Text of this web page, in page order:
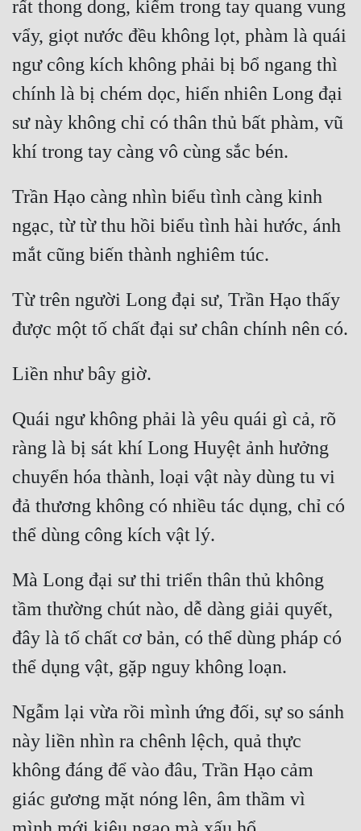
Đẹp
Đẹp Hiệp
Tính Cách Nhân Vật :
Vô Sỉ
Điềm Đạm
rất thong dong, kiếm trong tay quang vung
vẩy, giọt nước đều không lọt, phàm là quái
ngư công kích không phải bị bổ ngang thì
chính là bị chém dọc, hiển nhiên Long đại
sư này không chỉ có thân thủ bất phàm, vũ
Trần Hạo càng nhìn biểu tình càng kinh
ngạc, từ từ thu hồi biểu tình hài hước, ánh
Từ trên người Long đại sư, Trần Hạo thấy
Quái ngư không phải là yêu quái gì cả, rõ
ràng là bị sát khí Long Huyệt ảnh hưởng
chuyển hóa thành, loại vật này dùng tu vi
đả thương không có nhiều tác dụng, chỉ có
Mà Long đại sư thi triển thân thủ không
tầm thường chút nào, dễ dàng giải quyết,
đây là tố chất cơ bản, có thể dùng pháp có
Ngẫm lại vừa rồi mình ứng đối, sự so sánh
này liền nhìn ra chênh lệch, quả thực
không đáng để vào đâu, Trần Hạo cảm
giác gương mặt nóng lên, âm thầm vì